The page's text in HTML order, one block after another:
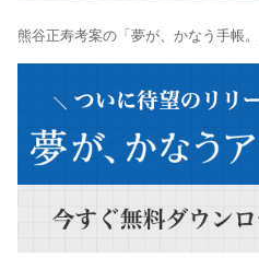
熊谷正寿考案の「夢が、かなう手帳